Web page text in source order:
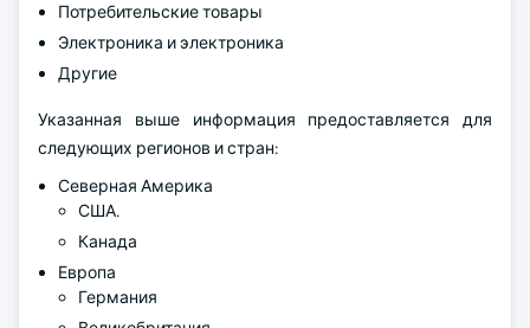
Потребительские товары
Электроника и электроника
Другие
Указанная выше информация предоставляется для
следующих регионов и стран:
Северная Америка
США.
Канада
Европа
Германия